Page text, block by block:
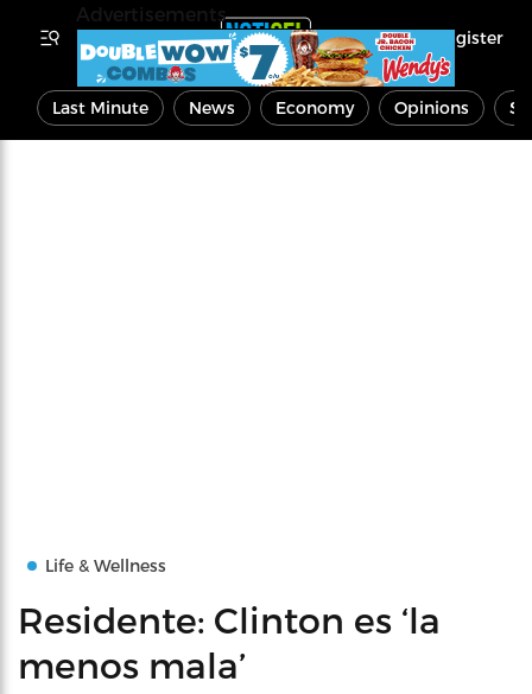
Register
Last Minute News Economy Opinions
Life & Wellness
Residente: Clinton es ‘la
menos mala’
Advertisements